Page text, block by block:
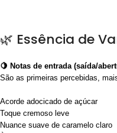
🌿 Essência de
🍋 Notas de entrada (saída/
São as primeiras percebidas,
Acorde adocicado de açúcar
Toque cremoso leve
Nuance suave de caramelo claro